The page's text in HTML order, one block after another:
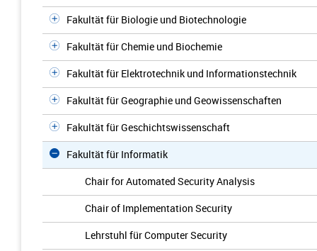
Fakultät für Biologie und Biotechnologie
Fakultät für Chemie und Biochemie
Fakultät für Elektrotechnik und Informationstechnik
Fakultät für Geographie und Geowissenschaften
Fakultät für Geschichtswissenschaft
Fakultät für Informatik
Chair for Automated Security Analysis
Chair of Implementation Security
Lehrstuhl für Computer Security